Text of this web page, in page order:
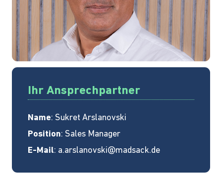
Ihr Ansprechpartner
Name: Sukret Arslanovski
Position: Sales Manager
E-Mail: a.arslanovski@madsack.de